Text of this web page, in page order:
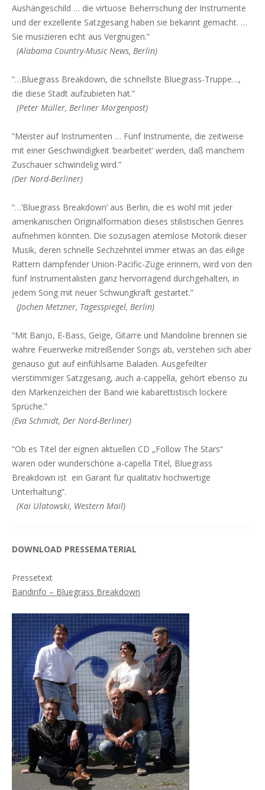
Aushängeschild … die virtuose Beherrschung der Instrumente
und der exzellente Satzgesang haben sie bekannt gemacht. …
Sie musizieren echt aus Vergnügen.”
(Alabama Country-Music News, Berlin)
“…Bluegrass Breakdown, die schnellste Bluegrass-Truppe…,
die diese Stadt aufzubieten hat.”
(Peter Müller, Berliner Morgenpost)
“Meister auf Instrumenten … Fünf Instrumente, die zeitweise
mit einer Geschwindigkeit ‘bearbeitet’ werden, daß manchem
Zuschauer schwindelig wird.”
(Der Nord-Berliner)
“…’Bluegrass Breakdown’ aus Berlin, die es wohl mit jeder
amerikanischen Originalformation dieses stilistischen Genres
aufnehmen könnten. Die sozusagen atemlose Motorik dieser
Musik, deren schnelle Sechzehntel immer etwas an das eilige
Rattern dampfender Union-Pacific-Züge erinnern, wird von den
fünf Instrumentalisten ganz hervorragend durchgehalten, in
jedem Song mit neuer Schwungkraft gestartet.”
(Jochen Metzner, Tagesspiegel, Berlin)
“Mit Banjo, E-Bass, Geige, Gitarre und Mandoline brennen sie
wahre Feuerwerke mitreißender Songs ab, verstehen sich aber
genauso gut auf einfühlsame Baladen. Ausgefeilter
vierstimmiger Satzgesang, auch a-cappella, gehört ebenso zu
den Markenzeichen der Band wie kabarettistisch lockere
Sprüche.”
(Eva Schmidt, Der Nord-Berliner)
“Ob es Titel der eignen aktuellen CD „Follow The Stars“
waren oder wunderschöne a-capella Titel, Bluegrass
Breakdown ist ein Garant für qualitativ hochwertige
Unterhaltung”.
(Kai Ulatowski, Western Mail)
DOWNLOAD PRESSEMATERIAL
Pressetext
Bandinfo – Bluegrass Breakdown